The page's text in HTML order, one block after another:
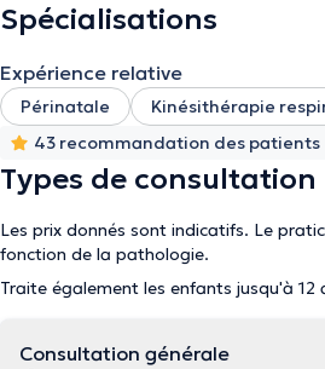
Spécialisations
Expérience relative
Périnatale Kinésithérapie
43 recommandation des patients
Types de consultation
Les prix donnés sont indicatifs. Le
fonction de la pathologie.
Traite également les enfants jusqu'à 12
Consultation générale